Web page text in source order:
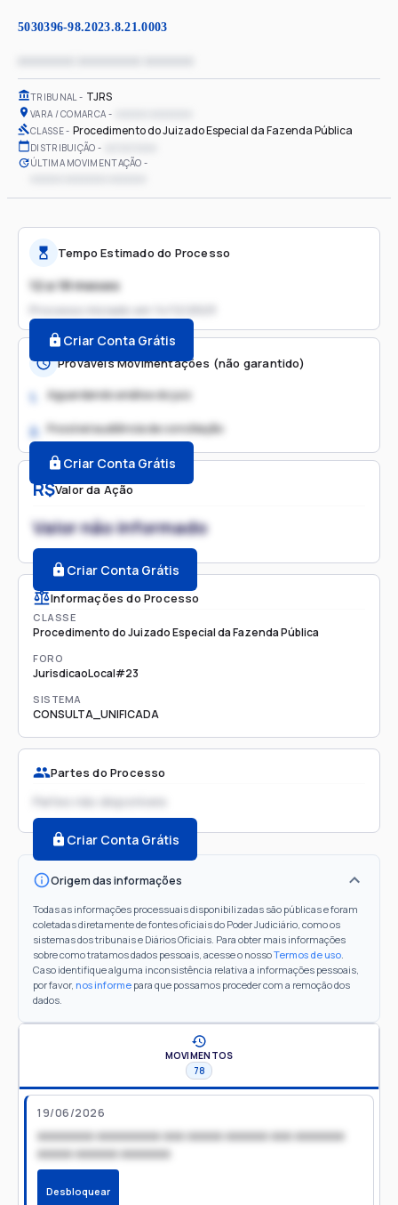
5030396-98.2023.8.21.0003
TRIBUNAL TJRS
VARA / COMARCA
CLASSE Procedimento do Juizado Especial da Fazenda Pública
DISTRIBUIÇÃO
ÚLTIMA MOVIMENTAÇÃO
R$Valor da Ação
Valor não informado
Criar Conta Grátis
Informações do Processo
CLASSE
Procedimento do Juizado Especial da Fazenda Pública
FORO
JurisdicaoLocal#23
SISTEMA
CONSULTA_UNIFICADA
Partes do Processo
Partes não disponíveis
Criar Conta Grátis
Origem das informações
Todas as informações processuais disponibilizadas são públicas e foram
coletadas diretamente de fontes oficiais do Poder Judiciário, como os
sistemas dos tribunais e Diários Oficiais. Para obter mais informações
sobre como tratamos dados pessoais, acesse o nossoTermos de uso.
Caso identifique alguma inconsistência relativa a informações pessoais,
por favor, nos informe para que possamos proceder com a remoção dos
dados.
Tempo Estimado do Processo
12 a 18 meses
Processo iniciado em
Criar Conta Grátis
Prováveis Movimentações (não garantido)
1. Aguardando análise do juiz
2. Possível audiência de conciliação
Criar Conta Grátis
MOVIMENTOS
78
19/06/2026
xxxxxxxx xxxxxxxxx xxx xxxxx xxxxxx xxx xxxxxxx
xxxxx xxxxxx xxxxxxx
Desbloquear